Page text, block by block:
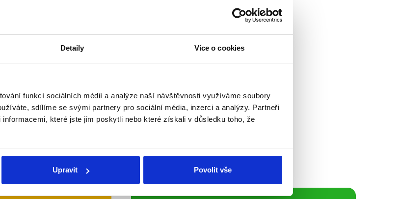
Detaily Více o cookies
funkcí sociálních médií a analýze naší návštěvnosti využíváme soubory
sdílíme se svými partnery pro sociální média, inzerci a analýzy. Partneři
které jste jim poskytli nebo které získali v důsledku toho, že
Upravit Povolit vše
k jejich výrazné většině hodnotíme výrok jako pravdivý.
V neděli byly politickými hosty Václava Moravce
vicepremiérka pro koordinaci boje s korupcí Karolína
Peake (LIDEM) a předseda kontrolního výboru
Číst dál